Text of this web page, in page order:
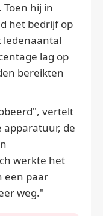
hij in
het bedrijf op
ledenaantal
lag op
bereikten
vertelt
apparatuur, de
werkte het
een paar
weg."